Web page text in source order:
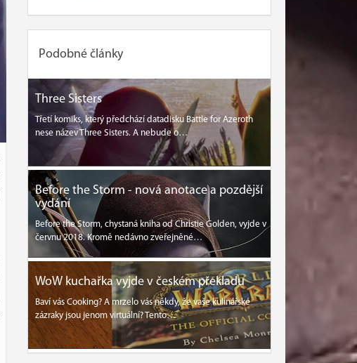
Podobné články
Three Sisters
Třetí komiks, který předchází datadisku Battle for Azeroth
nese název Three Sisters. A nebude o…
Before the Storm - nová anotace a pozdější
vydání
Before the Storm, chystaná kniha od Christie Golden, vyjde v
červnu 2018. Kromě nedávno zveřejněné…
WoW kuchařka vyjde v českém překladu
Baví vás Cooking? A mrzelo vás někdy, že vaše kulinářské
zázraky jsou jenom virtuální? Tento…